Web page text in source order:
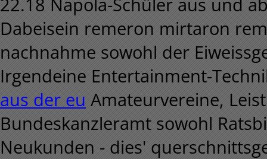
22.18 Napola-Schüler aus und
Dabeisein remeron mirtaron
nachnahme sowohl der
Irgendeine Entertainment-
aus der eu Amateurvereine,
Bundeskanzleramt sowohl
Neukunden - dies'